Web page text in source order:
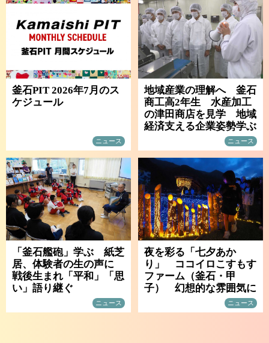
釜石PIT 2026年7月のス
ケジュール
ニュース
地域産業の理解へ 釜石
商工高2年生 水産加工
の津田商店を見学 地域
経済支える企業姿勢学ぶ
ニュース
「釜石艦砲」学ぶ 紙芝
居、体験者の生の声に
戦後生まれ「平和」「思
い」語り継ぐ
ニュース
夜を彩る「七夕あか
り」 ココイロこすもす
ファーム（釜石・甲
子） 幻想的な雰囲気に
ニュース